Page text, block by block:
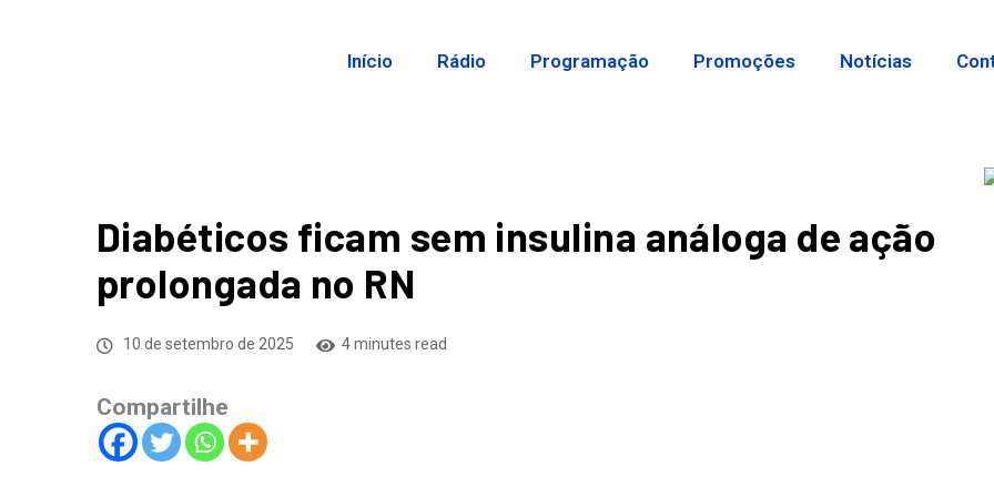
Início Rádio Programação Promoções Notícias
Diabéticos ficam sem insulina análoga de ação
prolongada no RN
10 de setembro de 2025 4 minutes read
Compartilhe